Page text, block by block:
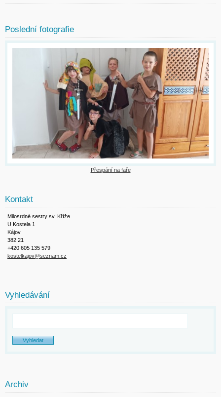
Poslední fotografie
Přespání na faře
Kontakt
Milosrdné sestry sv. Kříže
U Kostela 1
Kájov
382 21
+420 605 135 579
kostelkajov@seznam.cz
Vyhledávání
Archiv